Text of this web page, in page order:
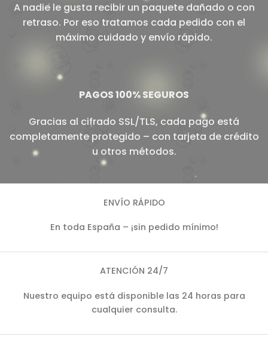
A nadie le gusta recibir un paquete dañado o con
retraso. Por eso tratamos cada pedido con el
máximo cuidado y envío rápido.
PAGOS 100% SEGUROS
Gracias al cifrado SSL/TLS, cada pago está
completamente protegido – con tarjeta de crédito
u otros métodos.
ENVÍO RÁPIDO
En toda España – ¡sin pedido mínimo!
ATENCIÓN 24/7
Nuestro equipo está disponible las 24 horas para
cualquier consulta.